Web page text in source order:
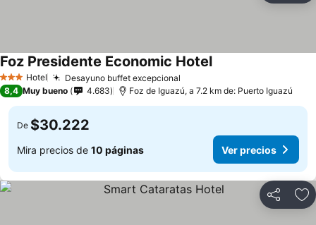
3 Estrellas
Hotel Desayuno buffet excepcional
Foz Presidente Economic Hotel
8,4 Muy bueno 4.683 Foz de Iguazú, a 7.2 km de: Puerto Iguazú
De $30.222
Mira precios de 10 páginas Ver precios
Compartir